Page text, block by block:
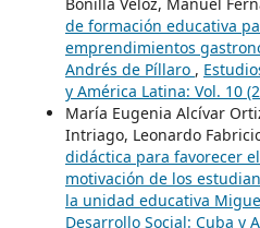
de formación educativa
emprendimientos
Andrés de Píllaro ,
y América Latina: Vol. 10
María Eugenia Alcívar
Intriago, Leonardo
didáctica para favorecer
motivación de los
la unidad educativa
Desarrollo Social: Cuba y